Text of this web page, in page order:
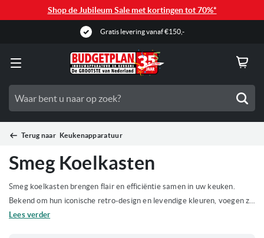
Shop de Jubileum Sale met kortingen tot 70%*
Gratis levering vanaf €150,-
Terug naar Keukenapparatuur
Smeg Koelkasten
Smeg koelkasten brengen flair en efficiëntie samen in uw keuken.
Bekend om hun iconische retro-design en levendige kleuren, voegen ze
een unieke stijl toe aan elke ruimte. Perfect voor wie op zoek is naar
Lees verder